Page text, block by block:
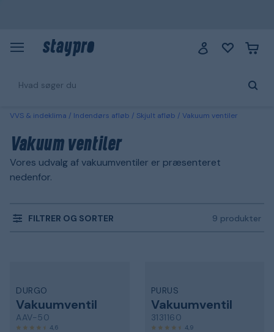
VVS & indeklima Indendørs afløb Skjult afløb Vakuum ventiler
Vakuum ventiler
Vores udvalg af vakuumventiler er præsenteret
nedenfor.
FILTRER OG SORTER 9 produkter
DURGO
Vakuumventil
AAV-50
4,6
PURUS
Vakuumventil
3131160
4,9